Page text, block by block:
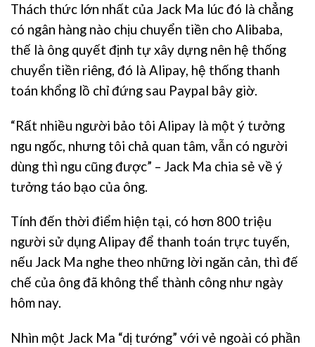
Thách thức lớn nhất của Jack Ma lúc đó là chẳng
có ngân hàng nào chịu chuyển tiền cho Alibaba,
thế là ông quyết định tự xây dựng nên hệ thống
chuyển tiền riêng, đó là Alipay, hệ thống thanh
toán khổng lồ chỉ đứng sau Paypal bây giờ.
“Rất nhiều người bảo tôi Alipay là một ý tưởng
ngu ngốc, nhưng tôi chả quan tâm, vẫn có người
dùng thì ngu cũng được” – Jack Ma chia sẻ về ý
tưởng táo bạo của ông.
Tính đến thời điểm hiện tại, có hơn 800 triệu
người sử dụng Alipay để thanh toán trực tuyến,
nếu Jack Ma nghe theo những lời ngăn cản, thì đế
chế của ông đã không thể thành công như ngày
hôm nay.
Nhìn một Jack Ma “dị tướng” với vẻ ngoài có phần